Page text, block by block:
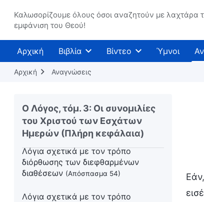
Καλωσορίζουμε όλους όσοι αναζητούν με λαχτάρα
εμφάνιση του Θεού!
Αρχική Βιβλία Βίντεο Ύμνοι
Αρχική Αναγνώσεις
Ο Λόγος, τόμ. 3: Οι συνομιλίες
του Χριστού των Εσχάτων
Ημερών (Πλήρη κεφάλαια)
Λόγια σχετικά με τον τρόπο
διόρθωσης των διεφθαρμένων
Λόγια σχετικά με τον τρόπο
διόρθωσης των διεφθαρμένων
Λόγια σχετικά με τον τρόπο
διόρθωσης των διεφθαρμένων
διαθέσεων (Απόσπασμα 53)
Λόγια σχετικά με τον τρόπο
διόρθωσης των διεφθαρμένων
διαθέσεων (Απόσπασμα 54)
Λόγια σχετικά με τον τρόπο